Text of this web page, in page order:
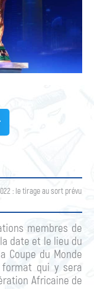
: le tirage au sort prévu
membres de
date et le lieu du
Coupe du Monde
format qui y sera
Africaine de